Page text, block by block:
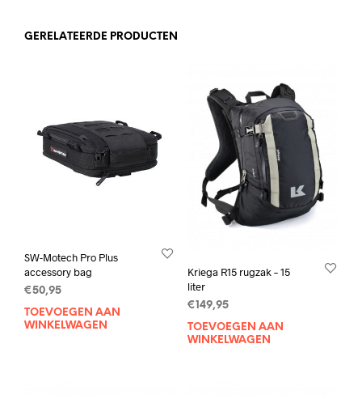
GERELATEERDE PRODUCTEN
SW-Motech Pro Plus
accessory bag
€50,95
TOEVOEGEN AAN
WINKELWAGEN
Kriega R15 rugzak – 15
liter
€ 149,95
TOEVOEGEN AAN
WINKELWAGEN